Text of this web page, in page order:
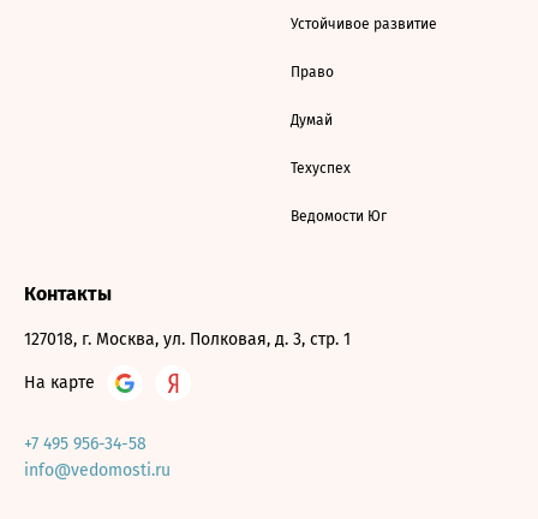
Устойчивое развитие
Право
Думай
Техуспех
Ведомости Юг
Контакты
127018, г. Москва, ул. Полковая, д. 3, стр. 1
На карте
+7 495 956-34-58
info@vedomosti.ru